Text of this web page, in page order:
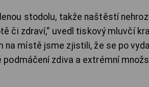
stodolu, takže naštěstí
či zdraví,“ uvedl tiskový mluvčí
na místě jsme zjistili, že se po
podmáčení zdiva a extrémní